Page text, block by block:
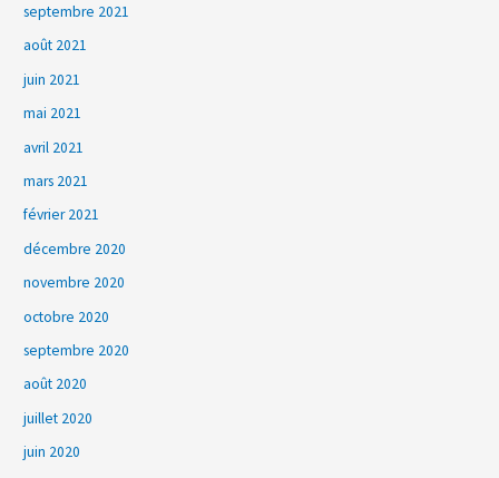
septembre 2021
août 2021
juin 2021
mai 2021
avril 2021
mars 2021
février 2021
décembre 2020
novembre 2020
octobre 2020
septembre 2020
août 2020
juillet 2020
juin 2020